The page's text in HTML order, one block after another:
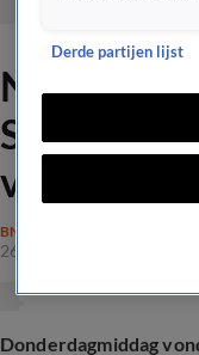
Nicolette
Smit
voor boze
BN'ERS
26 mrt 2026, 19:24
Donderdagmiddag
Derde partijen lijst